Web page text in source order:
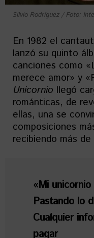
Silvio Rodríguez / Foto:
En 1982 el
lanzó su quinto
canciones como
merece amor» y
Unicornio llegó
románticas, de
ellas, una se
composiciones
recibiendo más
«Mi
Pastando lo
Cualquier
pagar